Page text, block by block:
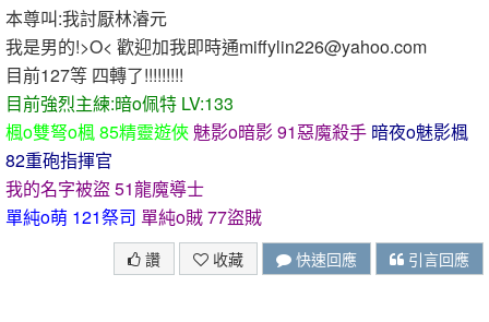
本尊叫:我討厭林濬元
我是男的!>O< 歡迎加我即時通miffylin226@yahoo.com
目前127等 四轉了!!!!!!!!!
目前強烈主練:暗o佩特 LV:133
楓o雙弩o楓 85精靈遊俠 魅影o暗影 91惡魔殺手 暗夜o魅影楓
82重砲指揮官
我的名字被盜 51龍魔導士
單純o萌 121祭司 單純o賊 77盜賊
讚 收藏 快速回應 引言回應